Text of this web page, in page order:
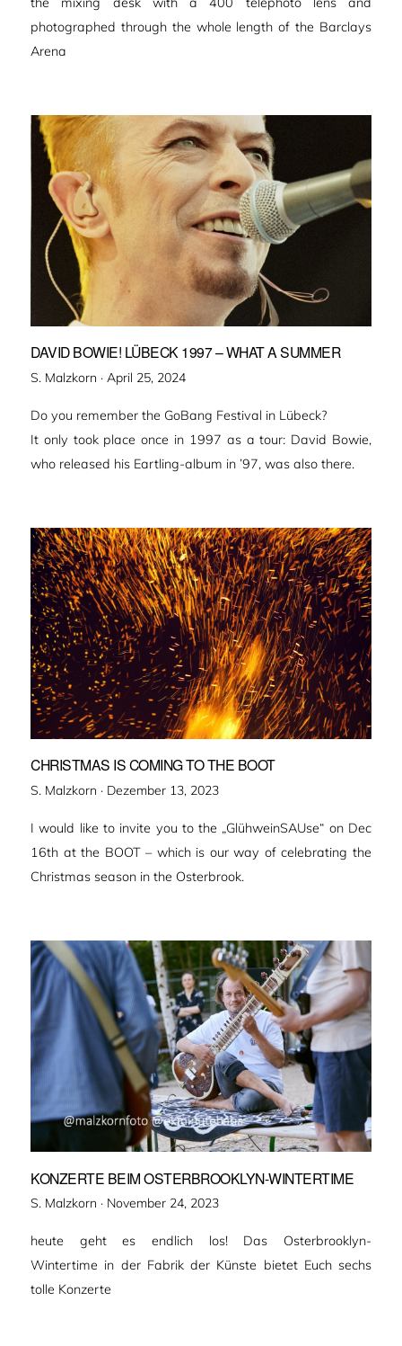
photographed through the whole length of the Barclays
Arena
DAVID BOWIE! LÜBECK 1997 – WHAT A SUMMER
S. Malzkorn · Veröffentlicht
April 25, 2024
Do you remember the GoBang Festival in Lübeck?
It only took place once in 1997 as a tour: David Bowie,
who released his Eartling-album in ’97, was also there.
CHRISTMAS IS COMING TO THE BOOT
S. Malzkorn · Veröffentlicht
Dezember 13, 2023
I would like to invite you to the „GlühweinSAUse“ on Dec
16th at the BOOT – which is our way of celebrating the
Christmas season in the Osterbrook.
KONZERTE BEIM OSTERBROOKLYN-WINTERTIME
S. Malzkorn · Veröffentlicht
November 24, 2023
heute geht es endlich los! Das Osterbrooklyn-
Wintertime in der Fabrik der Künste bietet Euch sechs
tolle Konzerte